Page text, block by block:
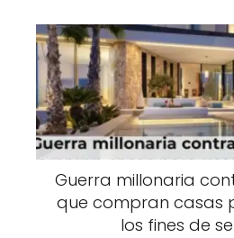
Guerra millonaria
que compran casas
los fines de